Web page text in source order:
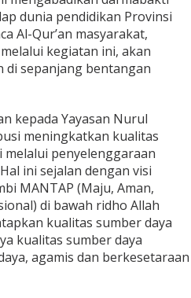
dunia pendidikan Provinsi
Al-Qur’an masyarakat,
kegiatan ini, akan
di sepanjang bentangan
kepada Yayasan Nurul
meningkatkan kualitas
melalui penyelenggaraan
ini sejalan dengan visi
MANTAP (Maju, Aman,
di bawah ridho Allah
kualitas sumber daya
kualitas sumber daya
agamis dan berkesetaraan